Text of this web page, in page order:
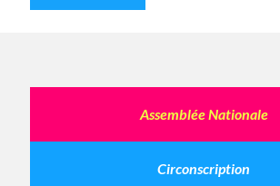
Assemblée Nationale
Circonscription